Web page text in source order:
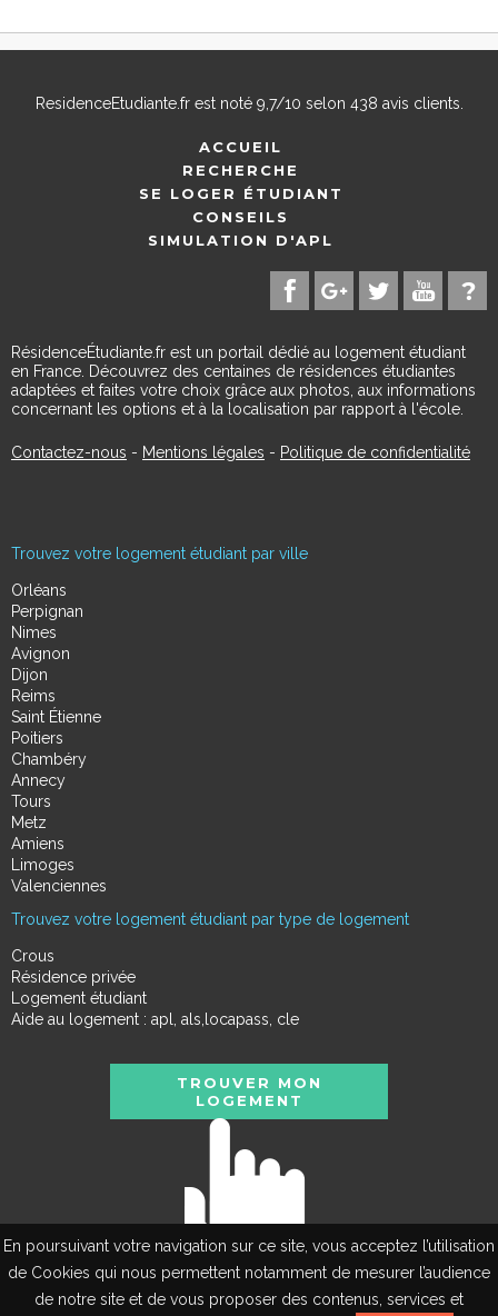
En poursuivant votre navigation sur ce site, vous acceptez l’utilisation
de Cookies qui nous permettent notamment de mesurer l’audience
de notre site et de vous proposer des contenus, services et
ResidenceEtudiante.frest noté 9,7/10 selon 438 avis clients.
ACCUEIL
RECHERCHE
SE LOGER ÉTUDIANT
CONSEILS
SIMULATION D'APL
RésidenceÉtudiante.fr est un portail dédié au logement étudiant
en France. Découvrez des centaines de résidences étudiantes
adaptées et faites votre choix grâce aux photos, aux informations
concernant les options et à la localisation par rapport à l'école.
Contactez-nous - Mentions légales - Politique de confidentialité
Trouvez votre logement étudiant par ville
Orléans
Perpignan
Nimes
Avignon
Dijon
Reims
Saint Étienne
Poitiers
Chambéry
Annecy
Tours
Metz
Amiens
Limoges
Valenciennes
Trouvez votre logement étudiant par type de logement
Crous
Résidence privée
Logement étudiant
Aide au logement : apl, als,locapass, cle
TROUVER MON
LOGEMENT